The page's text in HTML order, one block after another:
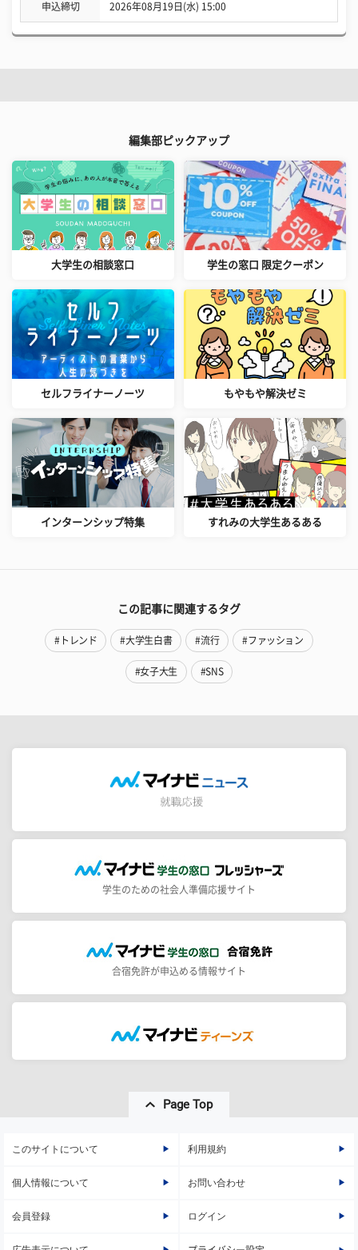
申込締切 2026年08月19日(水) 15:00
編集部ピックアップ
大学生の相談窓口 学生の窓口 限定クーポン
セルフライナーノーツ もやもや解決ゼミ
インターンシップ特集 すれみの大学生あるある
この記事に関連するタグ
#トレンド #大学生白書 #流行 #ファッション
#女子大生 #SNS
学生のための社会人準備応援サイト
合宿免許が申込める情報サイト
Page Top
このサイトについて 利用規約
個人情報について お問い合わせ
会員登録 ログイン